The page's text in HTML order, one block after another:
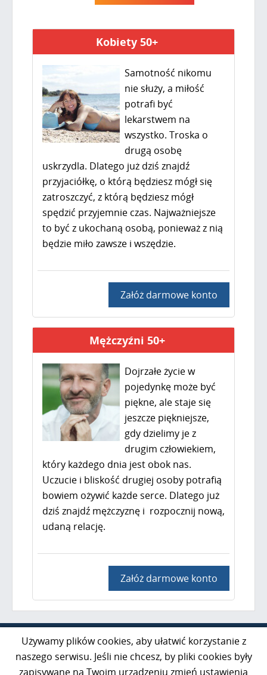
Kobiety 50+
Samotność nikomu
nie służy, a miłość
potrafi być
lekarstwem na
wszystko. Troska o
drugą osobę
uskrzydla. Dlatego już dziś znajdź
przyjaciółkę, o którą będziesz mógł się
zatroszczyć, z którą będziesz mógł
spędzić przyjemnie czas. Najważniejsze
to być z ukochaną osobą, ponieważ z nią
będzie miło zawsze i wszędzie.
Załóż darmowe konto
Mężczyźni 50+
Dojrzałe życie w
pojedynkę może być
piękne, ale staje się
jeszcze piękniejsze,
gdy dzielimy je z
drugim człowiekiem,
który każdego dnia jest obok nas.
Uczucie i bliskość drugiej osoby potrafią
bowiem ożywić każde serce. Dlatego już
dziś znajdź mężczyznę i rozpocznij nową,
udaną relację.
Załóż darmowe konto
Al. Jerozolimskie 85 lok. 21
02-001 Warszawa
Używamy plików cookies, aby ułatwić korzystanie z
naszego serwisu. Jeśli nie chcesz, by pliki cookies były
zapisywane na Twoim urządzeniu zmień ustawienia